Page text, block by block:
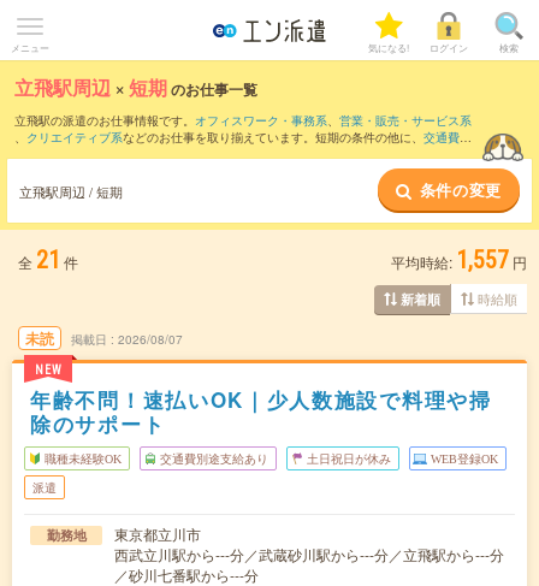
メニュー 気になる! ログイン 検索
立飛駅周辺 ×短期のお仕事一覧
立飛駅の派遣のお仕事情報です。 オフィスワーク・事務系、 営業・販売・サービス系
、 クリエイティブ系などのお仕事を取り揃えています。短期の条件の他に、 交通費別
立飛駅周辺 / 短期 条件の変更
全 21 件 平均時給: 1,557 円
新着順 時給順
未読
NEW
掲載日 2026/08/07
年齢不問！速払いOK｜少人数施設で料理や掃
除のサポート
職種未経験OK 交通費別途支給あり 土日祝日が休み WEB登録OK
派遣
勤務地
東京都立川市
西武立川駅から---分／武蔵砂川駅から---分／立飛駅から---分
／砂川七番駅から---分